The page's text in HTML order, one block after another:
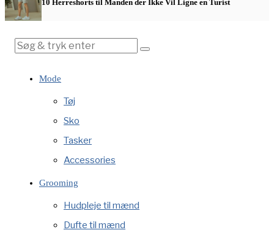
10 Herreshorts til Manden der Ikke Vil Ligne en Turist
Mode
Tøj
Sko
Tasker
Accessories
Grooming
Hudpleje til mænd
Dufte til mænd